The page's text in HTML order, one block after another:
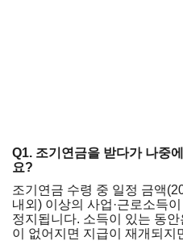
Q1. 조기연금을 받다가 나중
요?
조기연금 수령 중 일정 금액
내외) 이상의 사업·근로소득
정지됩니다. 소득이 있는 동
이 없어지면 지급이 재개되지